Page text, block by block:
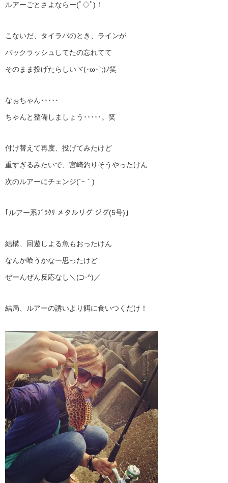
ルアーごとさよならー(ﾟ◇ﾟ)！
こないだ、タイラバのとき、ラインが
バックラッシュしてたの忘れてて
そのまま投げたらしいヾ(･ω･`;)ﾉ笑
なぉちゃん･････
ちゃんと整備しましょう･････。笑
付け替えて再度、投げてみたけど
重すぎるみたいで、宮崎釣りそうやったけん
次のルアーにチェンジ(´ｰ｀)
｢ルアー系ﾌﾞﾗｸﾘ メタルリグ ジグ(5号)｣
結構、回遊しよる魚もおったけん
なんか喰うかなー思ったけど
ぜーんぜん反応なし＼(⊃‐^)／
結局、ルアーの誘いより餌に食いつくだけ！